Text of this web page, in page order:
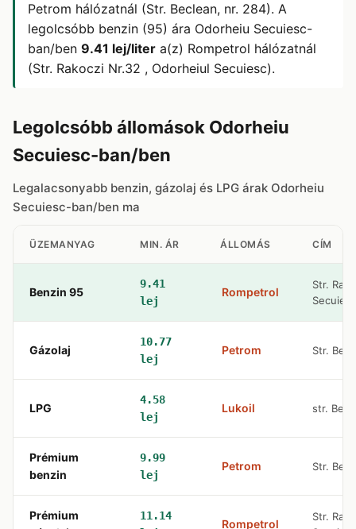
Petrom hálózatnál (Str. Beclean, nr. 284). A
legolcsóbb benzin (95) ára Odorheiu Secuiesc-
ban/ben 9.41 lej/liter a(z) Rompetrol hálózatnál
(Str. Rakoczi Nr.32 , Odorheiul Secuiesc).
Legolcsóbb állomások Odorheiu
Secuiesc-ban/ben
Legalacsonyabb benzin, gázolaj és LPG árak Odorheiu
Secuiesc-ban/ben ma
ÜZEMANYAG MIN. ÁR ÁLLOMÁS CÍM
Benzin 95
9.41
lej
Rompetrol
Str.
Secuiesc
Gázolaj
10.77
lej
Petrom Str.
LPG
4.58
lej
Lukoil str.
Prémium
benzin
9.99
lej
Petrom Str.
Prémium
11.14
Rompetrol
Str.